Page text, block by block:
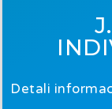
Detali